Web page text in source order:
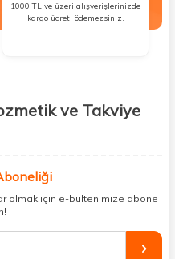
1000 TL ve üzeri alışverişlerinizde
kargo ücreti ödemezsiniz.
ve Takviye
ürünlerini sizlerle
dolaşmanıza gerek yok;
topluyor ve kapınıza kadar
güzelliğinizi tamamlayabilir,
olmak için e-bültenimize abone